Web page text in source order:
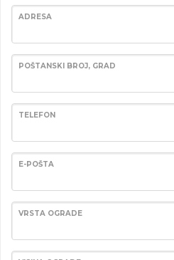
ADRESA
POŠTANSKI BROJ, GRAD
TELEFON
E-POŠTA
VRSTA OGRADE